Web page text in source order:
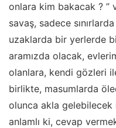
onlara kim bakacak ? ”
savaş, sadece
uzaklarda bir yerlerde
aramızda olacak,
olanlara, kendi gözleri
birlikte, masumlarda
olunca akla
anlamlı ki, cevap